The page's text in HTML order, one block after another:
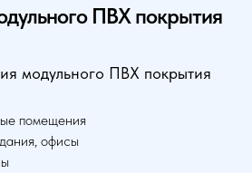
ПВХ покрытия
модульного ПВХ покрытия
помещения
офисы